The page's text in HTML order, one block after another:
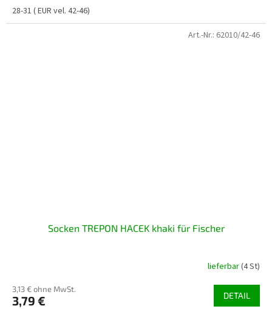
28-31 ( EUR vel. 42-46)
Socken TREPON HACEK khaki für Fischer
lieferbar(4 St)
3,13 € ohne MwSt.
3,79 € DETAIL
Art.-Nr.: 62010/42-46